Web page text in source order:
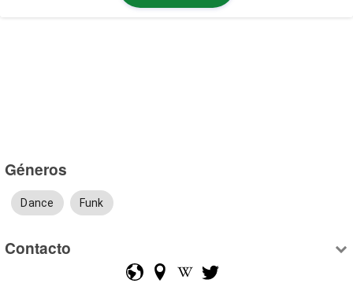
Géneros
Dance Funk
Contacto